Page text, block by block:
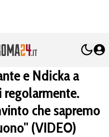
e Ndicka a
regolarmente.
che sapremo
(VIDEO)